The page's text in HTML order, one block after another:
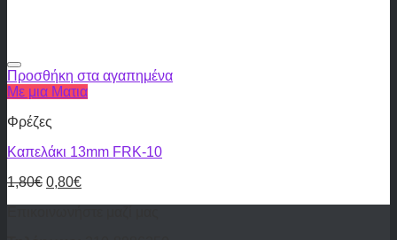
Προσθήκη στα αγαπημένα
Με μια Ματια
Φρέζες
Καπελάκι 13mm FRK-10
1,80€ 0,80€